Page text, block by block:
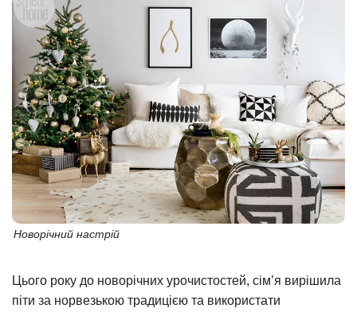
Новорічний настрій
Цього року до новорічних урочистостей, сім’я вирішила
піти за норвезькою традицією та використати